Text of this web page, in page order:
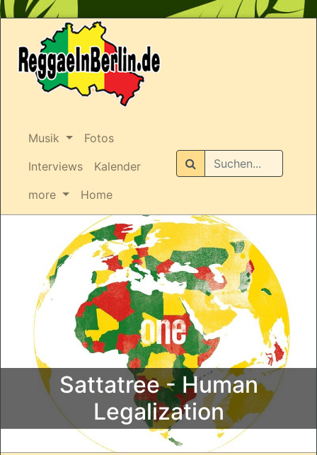
Musik
Fotos
Interviews
Kalender
more
Home
Suchen
Sattatree - Human
Legalization